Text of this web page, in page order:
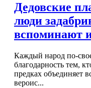
Дедовские
люди
вспоминают
Каждый народ по-
благодарность тем,
предках объединяет
вероис...